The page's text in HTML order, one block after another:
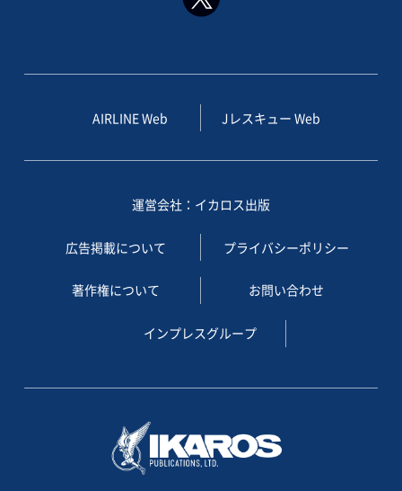
AIRLINE Web Jレスキュー Web
運営会社：イカロス出版
広告掲載について プライバシーポリシー
著作権について お問い合わせ
インプレスグループ